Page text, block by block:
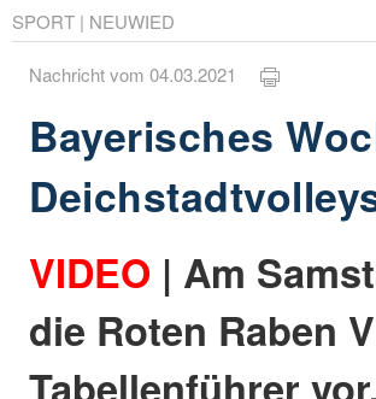
SPORT | NEUWIED
Nachricht vom 04.03.2021
Bayerisches
VIDEO | Am
die Roten Raben
Tabellenführer